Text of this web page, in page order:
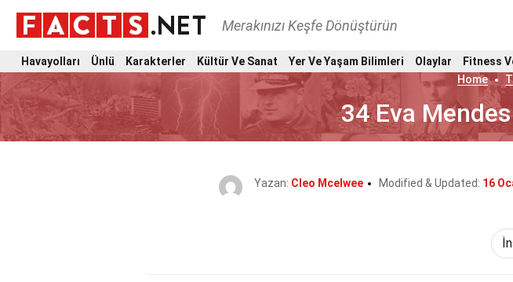
Merakınızı Keşfe Dönüştürün
Havayolları Ünlü Karakterler Kültür Ve Sanat Yer Ve Yaşam Bilimleri Olaylar Fitness
Home
34 Eva
Yazan: Cleo Mcelwee Modified & Updated: 16